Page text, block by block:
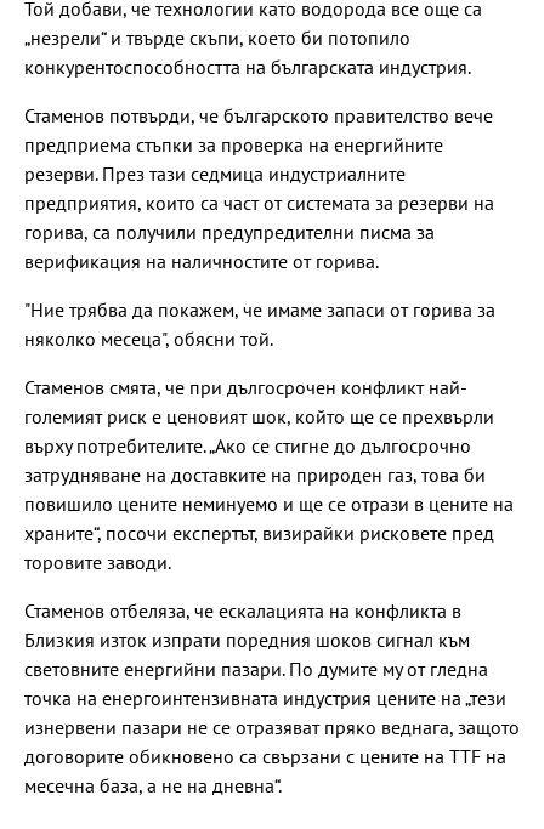
Той добави, че технологии като водорода все още са
„незрели“ и твърде скъпи, което би потопило
конкурентоспособността на българската индустрия.
Стаменов потвърди, че българското правителство вече
предприема стъпки за проверка на енергийните
резерви. През тази седмица индустриалните
предприятия, които са част от системата за резерви на
горива, са получили предупредителни писма за
верификация на наличностите от горива.
"Ние трябва да покажем, че имаме запаси от горива за
няколко месеца", обясни той.
Стаменов смята, че при дългосрочен конфликт най-
големият риск е ценовият шок, който ще се прехвърли
върху потребителите. „Ако се стигне до дългосрочно
затрудняване на доставките на природен газ, това би
повишило цените неминуемо и ще се отрази в цените на
храните“, посочи експертът, визирайки рисковете пред
торовите заводи.
Стаменов отбеляза, че ескалацията на конфликта в
Близкия изток изпрати поредния шоков сигнал към
световните енергийни пазари. По думите му от гледна
точка на енергоинтензивната индустрия цените на „тези
изнервени пазари не се отразяват пряко веднага, защото
договорите обикновено са свързани с цените на TTF на
месечна база, а не на дневна“.